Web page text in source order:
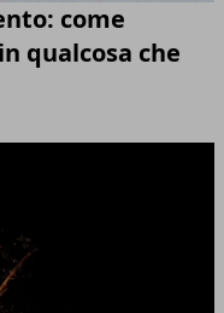
come
qualcosa che